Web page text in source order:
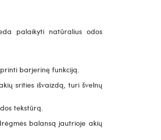
palaikyti natūralius odos
barjerinę funkciją.
srities išvaizdą, turi švelnų
tekstūrą.
balansą jautrioje akių